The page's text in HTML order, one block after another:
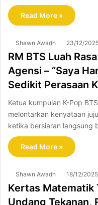
Read More »
Shawn Awadh 23/12/
RM BTS Luah
Agensi – “Saya
Sedikit Perasaan
Ketua kumpulan K-Pop
melontarkan kenyataan
ketika bersiaran langsung
Read More »
Shawn Awadh 18/12/2025
Kertas Matematik
Undang Tekanan,